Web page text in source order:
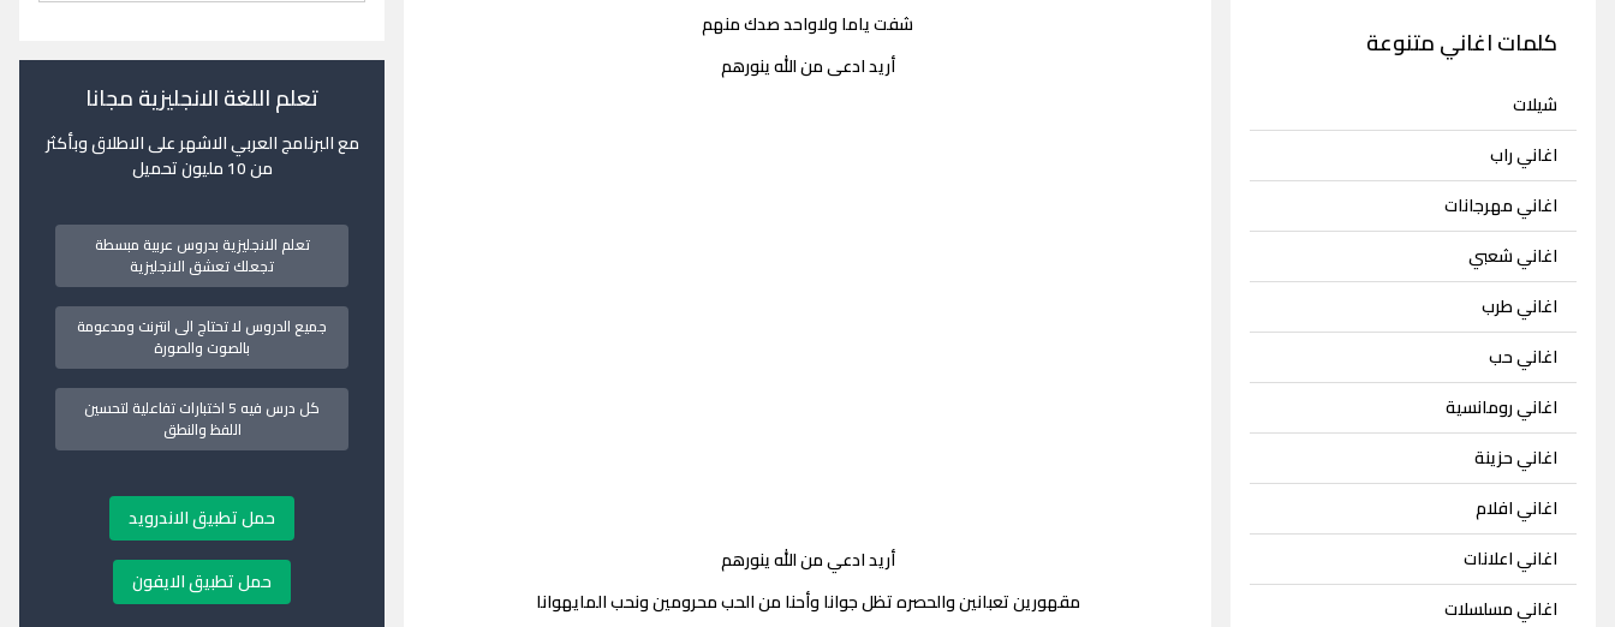
كلمات اغاني متنوعة
شيلات
اغاني راب
اغاني مهرجانات
اغاني شعبي
اغاني طرب
اغاني حب
اغاني رومانسية
اغاني حزينة
اغاني افلام
اغاني اعلانات
اغاني مسلسلات
شفت ياما ولاواحد صدك منهم
أريد ادعى من الله ينورهم
أريد ادعي من الله ينورهم
مقهورين تعبانين والحصره تظل جوانا وأحنا من الحب محرومين ونحب المايهوانا
تعلم اللغة الانجليزية مجانا
مع البرنامج العربي الاشهر على الاطلاق وبأكثر
من 10 مليون تحميل
تعلم الانجليزية بدروس عربية مبسطة
تجعلك تعشق الانجليزية
جميع الدروس لا تحتاج الى انترنت ومدعومة
بالصوت والصورة
كل درس فيه 5 اختبارات تفاعلية لتحسين
اللفظ والنطق
حمل تطبيق الاندرويد
حمل تطبيق الايفون